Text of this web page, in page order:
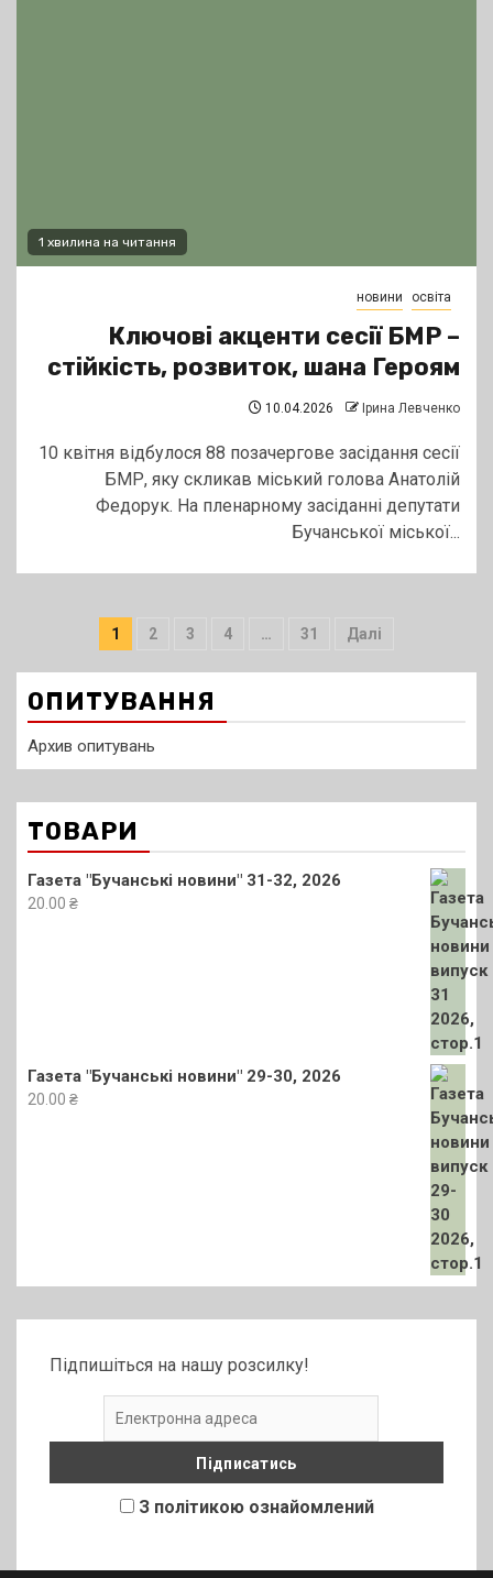
1 хвилина на читання
новини освіта
Ключові акценти сесії БМР –
стійкість, розвиток, шана Героям
10.04.2026 Ірина Левченко
10 квітня відбулося 88 позачергове засідання сесії
БМР, яку скликав міський голова Анатолій
Федорук. На пленарному засіданні депутати
Бучанської міської...
Пагінація
записів
1 2 3 4 … 31 Далі
ОПИТУВАННЯ
Архив опитувань
ТОВАРИ
Газета "Бучанські новини" 31-32, 2026
20.00 ₴
Газета "Бучанські новини" 29-30, 2026
20.00 ₴
Підпишіться на нашу розсилку!
З політикою ознайомлений